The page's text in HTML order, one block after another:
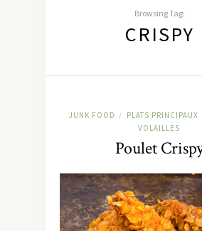
Browsing Tag:
CRISPY
JUNK FOOD / PLATS PRINCIPAUX
VOLAILLES
Poulet